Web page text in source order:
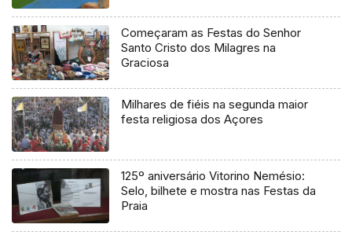
Começaram as Festas do Senhor
Santo Cristo dos Milagres na
Graciosa
Milhares de fiéis na segunda maior
festa religiosa dos Açores
125º aniversário Vitorino Nemésio:
Selo, bilhete e mostra nas Festas da
Praia